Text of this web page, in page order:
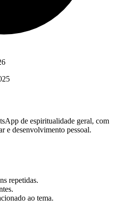
de espiritualidade geral, com
e desenvolvimento pessoal.
repetidas.
ao tema.